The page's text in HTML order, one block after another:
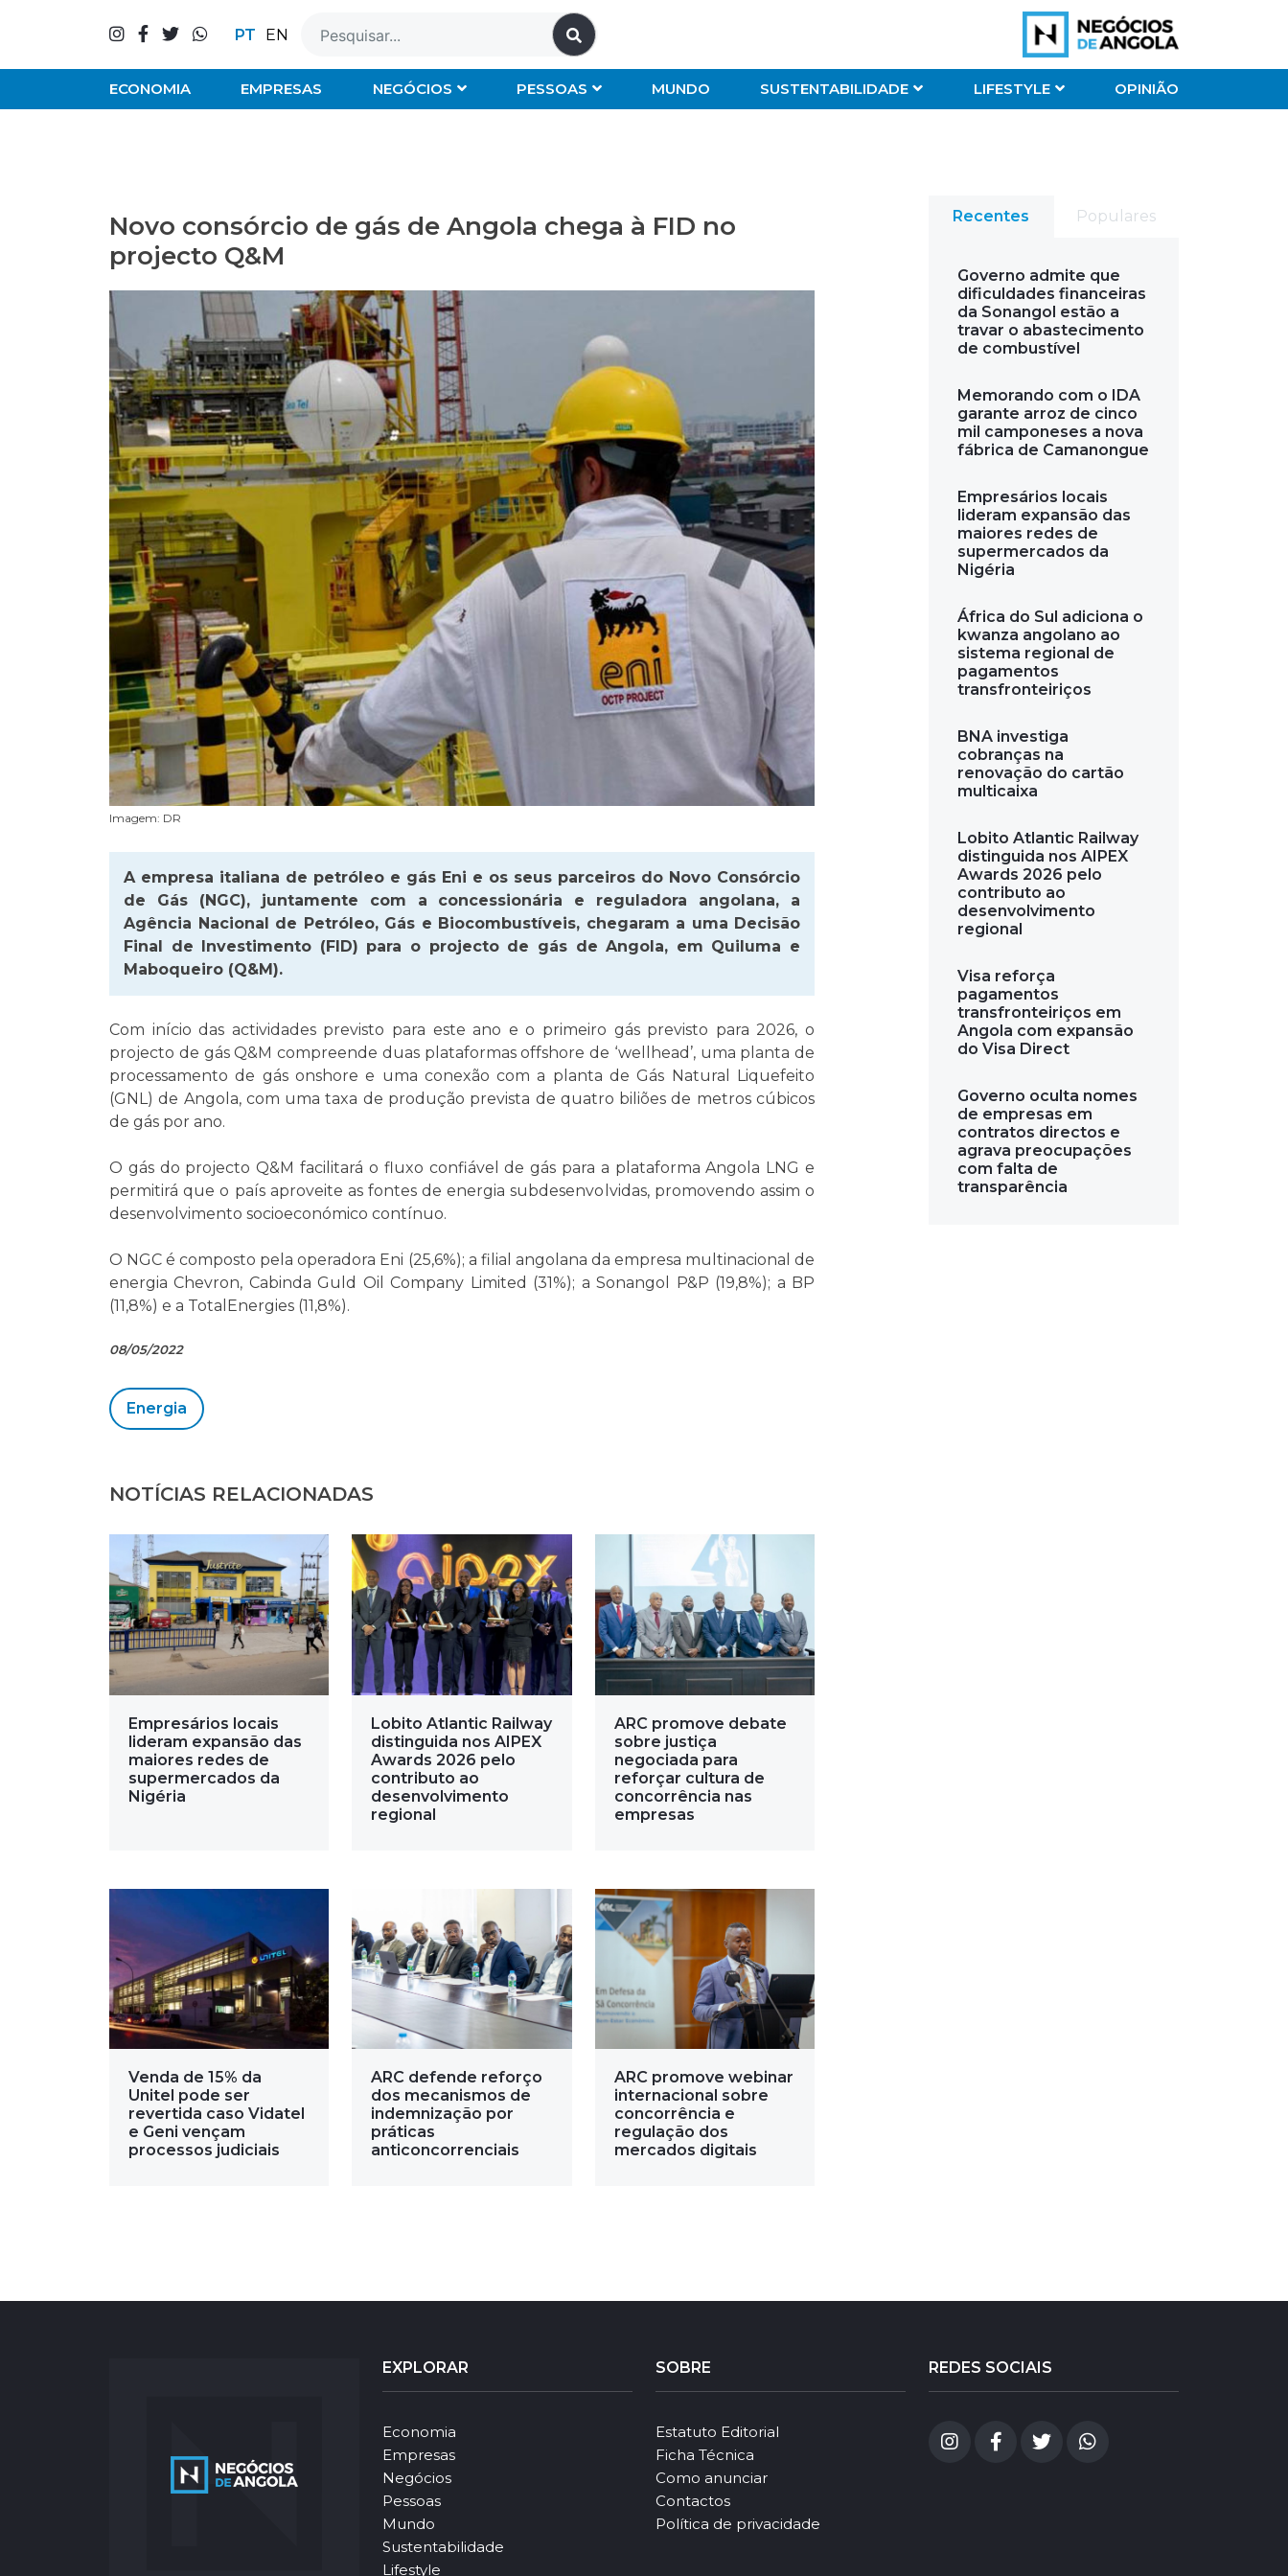
PT EN
ECONOMIA EMPRESAS NEGÓCIOS PESSOAS MUNDO SUSTENTABILIDADE LIFESTYLE OPINIÃO
Novo consórcio de gás de Angola chega à FID no
projecto Q&M
Imagem: DR
A empresa italiana de petróleo e gás Eni e os seus parceiros do Novo Consórcio
de Gás (NGC), juntamente com a concessionária e reguladora angolana, a
Agência Nacional de Petróleo, Gás e Biocombustíveis, chegaram a uma Decisão
Final de Investimento (FID) para o projecto de gás de Angola, em Quiluma e
Maboqueiro (Q&M).
Com início das actividades previsto para este ano e o primeiro gás previsto para 2026, o
projecto de gás Q&M compreende duas plataformas offshore de ‘wellhead’, uma planta de
processamento de gás onshore e uma conexão com a planta de Gás Natural Liquefeito
(GNL) de Angola, com uma taxa de produção prevista de quatro biliões de metros cúbicos
de gás por ano.
O gás do projecto Q&M facilitará o fluxo confiável de gás para a plataforma Angola LNG e
permitirá que o país aproveite as fontes de energia subdesenvolvidas, promovendo assim o
desenvolvimento socioeconómico contínuo.
O NGC é composto pela operadora Eni (25,6%); a filial angolana da empresa multinacional de
energia Chevron, Cabinda Guld Oil Company Limited (31%); a Sonangol P&P (19,8%); a BP
(11,8%) e a TotalEnergies (11,8%).
08/05/2022
Energia
NOTÍCIAS RELACIONADAS
Empresários locais
lideram expansão das
maiores redes de
supermercados da
Nigéria
Lobito Atlantic Railway
distinguida nos AIPEX
Awards 2026 pelo
contributo ao
desenvolvimento
regional
ARC promove debate
sobre justiça
negociada para
reforçar cultura de
concorrência nas
empresas
Venda de 15% da
Unitel pode ser
revertida caso Vidatel
e Geni vençam
processos judiciais
ARC defende reforço
dos mecanismos de
indemnização por
práticas
anticoncorrenciais
ARC promove webinar
internacional sobre
concorrência e
regulação dos
mercados digitais
Recentes Populares
Governo admite que
dificuldades financeiras
da Sonangol estão a
travar o abastecimento
de combustível
Memorando com o IDA
garante arroz de cinco
mil camponeses a nova
fábrica de Camanongue
Empresários locais
lideram expansão das
maiores redes de
supermercados da
Nigéria
África do Sul adiciona o
kwanza angolano ao
sistema regional de
pagamentos
transfronteiriços
BNA investiga
cobranças na
renovação do cartão
multicaixa
Lobito Atlantic Railway
distinguida nos AIPEX
Awards 2026 pelo
contributo ao
desenvolvimento
regional
Visa reforça
pagamentos
transfronteiriços em
Angola com expansão
do Visa Direct
Governo oculta nomes
de empresas em
contratos directos e
agrava preocupações
com falta de
transparência
EXPLORAR
Economia
Empresas
Negócios
Pessoas
Mundo
Sustentabilidade
Lifestyle
SOBRE
Estatuto Editorial
Ficha Técnica
Como anunciar
Contactos
Política de privacidade
REDES SOCIAIS